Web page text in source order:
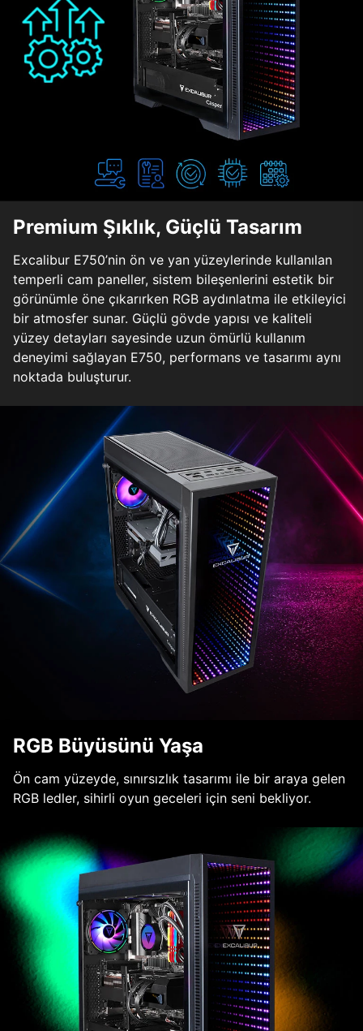
Premium Şıklık, Güçlü Tasarım
Excalibur E750’nin ön ve yan yüzeylerinde kullanılan
temperli cam paneller, sistem bileşenlerini estetik bir
görünümle öne çıkarırken RGB aydınlatma ile etkileyici
bir atmosfer sunar. Güçlü gövde yapısı ve kaliteli
yüzey detayları sayesinde uzun ömürlü kullanım
deneyimi sağlayan E750, performans ve tasarımı aynı
noktada buluşturur.
RGB Büyüsünü Yaşa
Ön cam yüzeyde, sınırsızlık tasarımı ile bir araya gelen
RGB ledler, sihirli oyun geceleri için seni bekliyor.